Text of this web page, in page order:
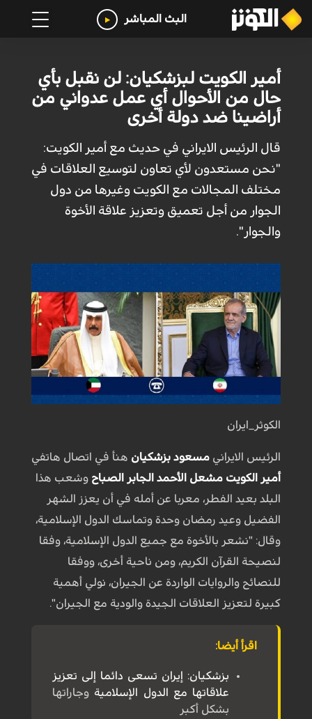
البث المباشر
أمير الكويت لبزشكيان: لن نقبل بأي
حال من الأحوال أي عمل عدواني من
أراضينا ضد دولة أخرى
قال الرئيس الايراني في حديث مع أمير الكويت:
"نحن مستعدون لأي تعاون لتوسيع العلاقات في
مختلف المجالات مع الكويت وغيرها من دول
الجوار من أجل تعميق وتعزيز علاقة الأخوة
والجوار".
الكوثر_ايران
الرئيس الايراني مسعود بزشكيان هنأ في اتصال هاتفي
أمير الكويت مشعل الأحمد الجابر الصباح وشعب هذا
البلد بعيد الفطر، معربا عن أمله في أن يعزز الشهر
الفضيل وعيد رمضان وحدة وتماسك الدول الإسلامية،
وقال: "نشعر بالأخوة مع جميع الدول الإسلامية، وفقا
لنصيحة القرآن الكريم، ومن ناحية أخرى، ووفقا
للنصائح والروايات الواردة عن الجيران، نولي أهمية
كبيرة لتعزيز العلاقات الجيدة والودية مع الجيران".
اقرأ أيضا:
بزشكيان: إيران تسعى دائما إلى تعزيز
علاقاتها مع الدول الإسلاميةوجاراتها
بشكل أكبر